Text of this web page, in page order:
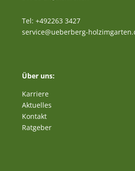
Tel: +492263 3427
service@ueberberg-
Über uns:
Karriere
Aktuelles
Kontakt
Ratgeber